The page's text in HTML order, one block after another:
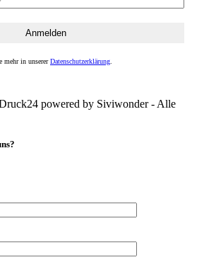
mehr in unsererDatenschutzerklärung
powered by Siviwonder - Alle